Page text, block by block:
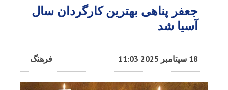
جعفر پناهی بهترین کارگردان سال
آسیا شد
فرهنگ 18 سپتامبر 2025 11:03